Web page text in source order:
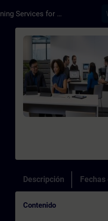
Training Services for Digital Industries
Curso - Online-
Descripción
Contenido